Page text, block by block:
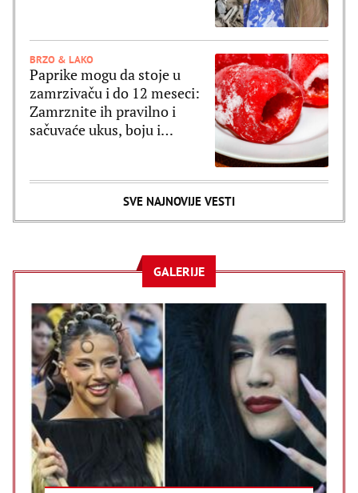
BRZO & LAKO
Paprike mogu da stoje u
zamrzivaču i do 12 meseci:
Zamrznite ih pravilno i
sačuvaće ukus, boju i
SVE NAJNOVIJE VESTI
GALERIJE